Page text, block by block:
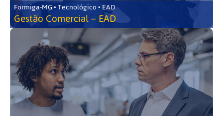
Formiga-MG • Tecnológico • EAD
Gestão Comercial – EAD